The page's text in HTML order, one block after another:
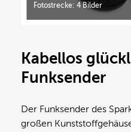
Fotostrecke: 4 Bilder
Kabellos
Funksender
Der Funksender des
großen